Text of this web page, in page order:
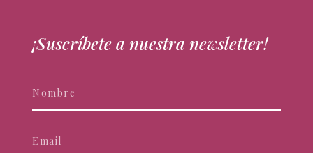
¡Suscríbete a nuestra newsletter!
eres
deja